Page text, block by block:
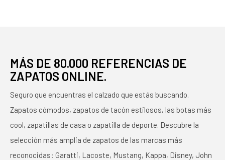
MÁS DE 80.000 REFERENCIAS DE
ZAPATOS ONLINE.
Seguro que encuentras el calzado que estás buscando.
Zapatos cómodos, zapatos de tacón estilosos, las botas más
cool, zapatillas de casa o zapatilla de deporte. Descubre la
selección más amplia de zapatos de las marcas más
reconocidas: Garatti, Lacoste, Mustang, Kappa, Disney, John